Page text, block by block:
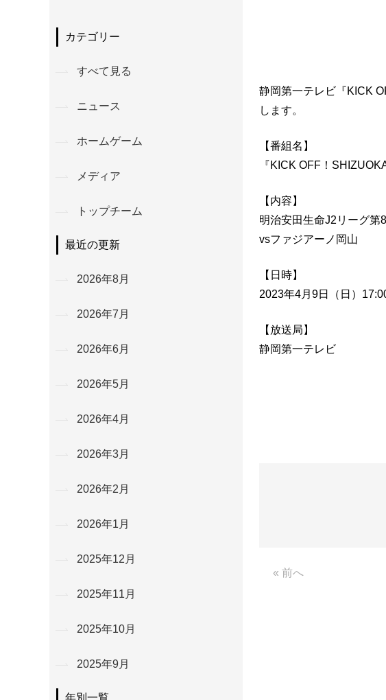
静岡第一テレビ『KICK
します。
【番組名】
『KICK OFF！SHIZUOKA
【内容】
明治安田生命J2リーグ第
vsファジアーノ岡山
【日時】
2023年4月9日（日）
【放送局】
静岡第一テレビ
« 前へ
カテゴリー
すべて見る
ニュース
ホームゲーム
メディア
トップチーム
最近の更新
2026年8月
2026年7月
2026年6月
2026年5月
2026年4月
2026年3月
2026年2月
2026年1月
2025年12月
2025年11月
2025年10月
2025年9月